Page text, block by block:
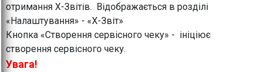
отримання Х-Звітів. Відображається в розділі
«Налаштування» - «Х-Звіт»
Кнопка «Створення сервісного чеку» - ініціює
створення сервісного чеку.
Увага!